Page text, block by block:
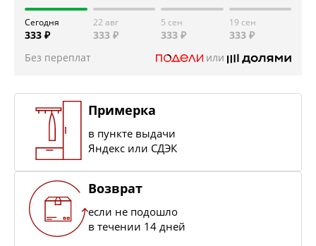
Сегодня
333 ₽
22 авг
333 ₽
5 сен
333 ₽
19 сен
333 ₽
Без переплат
или
Примерка
в пункте выдачи
Яндекс или СДЭК
Возврат
если не подошло
в течении 14 дней